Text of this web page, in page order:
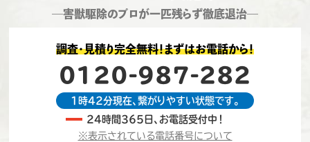
―害獣駆除のプロが一匹残らず徹底退治―
調査・見積り完全無料！まずはお電話から！
0120-987-282
1時42分現在、繋がりやすい状態です。
24時間365日、お電話受付中！
※表示されている電話番号について